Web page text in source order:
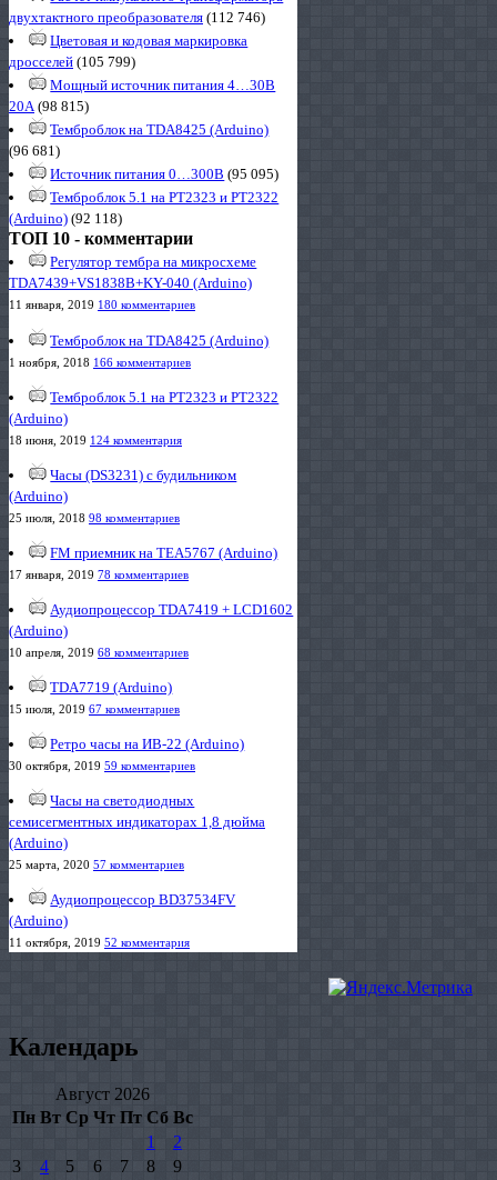
двухтактного преобразователя (112 746)
Цветовая и кодовая маркировка
дросселей (105 799)
Мощный источник питания 4…30В
20А(98 815)
Темброблок на TDA8425 (Arduino)
(96 681)
Источник питания 0…300В (95 095)
Темброблок 5.1 на PT2323 и PT2322
(Arduino) (92 118)
ТОП 10 - комментарии
Регулятор тембра на микросхеме
TDA7439+VS1838B+KY-040 (Arduino)
11 января, 2019 180 комментариев
Темброблок на TDA8425 (Arduino)
1 ноября, 2018 166 комментариев
Темброблок 5.1 на PT2323 и PT2322
(Arduino)
18 июня, 2019 124 комментария
Часы (DS3231) с будильником
(Arduino)
25 июля, 2018 98 комментариев
FM приемник на TEA5767 (Arduino)
17 января, 2019 78 комментариев
Аудиопроцессор TDA7419 + LCD1602
(Arduino)
10 апреля, 2019 68 комментариев
TDA7719 (Arduino)
15 июля, 2019 67 комментариев
Ретро часы на ИВ-22 (Arduino)
30 октября, 2019 59 комментариев
Часы на светодиодных
семисегментных индикаторах 1,8 дюйма
(Arduino)
25 марта, 2020 57 комментариев
Аудиопроцессор BD37534FV
(Arduino)
11 октября, 2019 52 комментария
Календарь
Август 2026
Пн Вт Ср Чт Пт Сб Вс
1
2
3
4 5 6 7 8
9